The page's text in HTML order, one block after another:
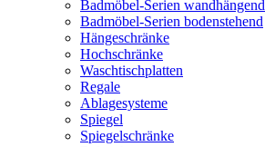
Badmöbel-Serien wandhängend
Badmöbel-Serien bodenstehend
Hängeschränke
Hochschränke
Waschtischplatten
Regale
Ablagesysteme
Spiegel
Spiegelschränke